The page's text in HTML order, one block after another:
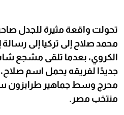
تحولت واقعة مثيرة للجدل
محمد صلاح إلى تركيا إلى
الكروي، بعدما تلقى مشجع
جديدًا لفريقه يحمل اسم
محرج وسط جماهير طرابزون
منتخب مصر.